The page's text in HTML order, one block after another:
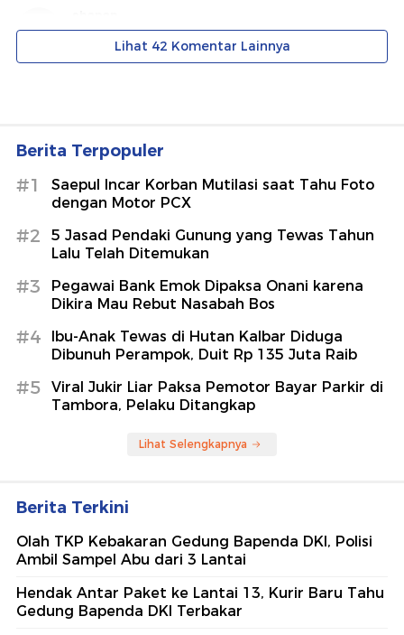
Berita Terpopuler
#1
Saepul Incar Korban Mutilasi saat Tahu Foto
dengan Motor PCX
#2
5 Jasad Pendaki Gunung yang Tewas Tahun
Lalu Telah Ditemukan
#3
Pegawai Bank Emok Dipaksa Onani karena
Dikira Mau Rebut Nasabah Bos
#4
Ibu-Anak Tewas di Hutan Kalbar Diduga
Dibunuh Perampok, Duit Rp 135 Juta Raib
#5
Viral Jukir Liar Paksa Pemotor Bayar Parkir di
Tambora, Pelaku Ditangkap
Lihat Selengkapnya
Berita Terkini
Olah TKP Kebakaran Gedung Bapenda DKI, Polisi
Ambil Sampel Abu dari 3 Lantai
Hendak Antar Paket ke Lantai 13, Kurir Baru Tahu
Gedung Bapenda DKI Terbakar